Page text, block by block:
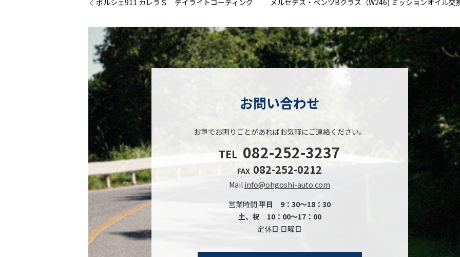
ポルシェ911 カレラＳ デイライトコーディング メルセデス・ベンツBクラス（W246) ミッションオイル交
お問い合わせ
お車でお困りごとがあればお気軽にご連絡ください。
TEL 082-252-3237
FAX 082-252-0212
Mail info@ohgoshi-auto.com
営業時間平日 9：30～18：30
土、祝 10：00～17：00
定休日 日曜日